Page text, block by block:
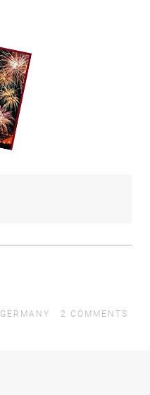
GERMANY 2 COMMENTS